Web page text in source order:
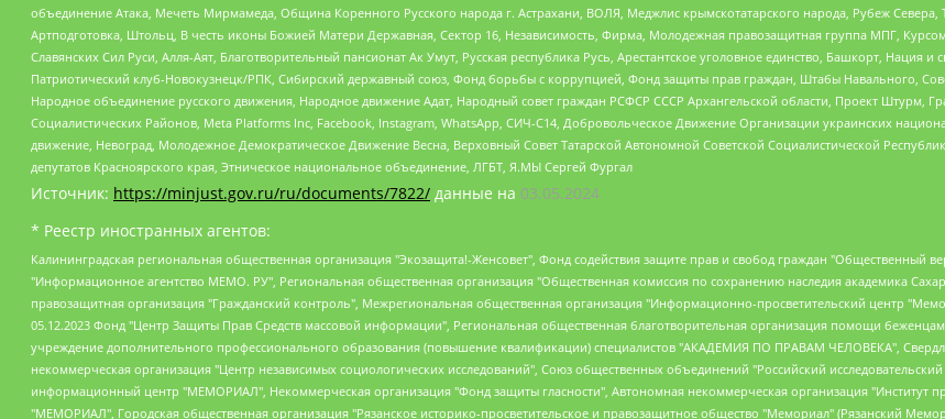
объединение Атака, Мечеть Мирмамеда, Община Коренного Русского народа г. Астрахани, ВОЛЯ, Меджлис крымскотатарского народа, Рубеж Севера,
Артподготовка, Штольц, В честь иконы Божией Матери Державная, Сектор 16, Независимость, Фирма, Молодежная правозащитная группа МПГ,
Славянских Сил Руси, Алля-Аят, Благотворительный пансионат Ак Умут, Русская республика Русь, Арестантское уголовное единство, Башкорт,
Патриотический клуб-Новокузнецк/РПК, Сибирский державный союз, Фонд борьбы с коррупцией, Фонд защиты прав граждан, Штабы Навального,
Народное объединение русского движения, Народное движение Адат, Народный совет граждан РСФСР СССР Архангельской области, Проект Штурм,
Социалистических Районов, Meta Platforms Inc, Facebook, Instagram, WhatsApp, СИЧ-С14, Добровольческое Движение Организации украинских
движение, Невоград, Молодежное Демократическое Движение Весна, Верховный Совет Татарской Автономной Советской Социалистической
депутатов Красноярского края, Этническое национальное объединение, ЛГБТ, Я.МЫ Сергей Фургал
Источник: https://minjust.gov.ru/ru/documents/7822/ данные на 03.05.2024
* Реестр иностранных агентов:
Калининградская региональная общественная организация "Экозащита!-Женсовет", Фонд содействия защите прав и свобод граждан "Общественный вердикт", Фонд "Институт Развития Свободы Информации", Частное учреждение "Информационное агентство МЕМО. РУ", Региональная общественная организация "Общественная комиссия по сохранению наследия академика Сахарова", Фонд поддержки свободы прессы, Санкт-Петербургская общественная правозащитная организация "Гражданский контроль", Межрегиональная общественная организация "Информационно-просветительский центр "Мемориал", Региональный Фонд "Центр Защиты Прав Средств Массовой Информации", с 05.12.2023 Фонд "Центр Защиты Прав Средств массовой информации", Региональная общественная благотворительная организация помощи беженцам и мигрантам "Гражданское содействие", Негосударственное образовательное учреждение дополнительного профессионального образования (повышение квалификации) специалистов "АКАДЕМИЯ ПО ПРАВАМ ЧЕЛОВЕКА", Свердловская региональная общественная организация "Сутяжник", Автономная некоммерческая организация "Центр независимых социологических исследований", Союз общественных объединений "Российский исследовательский центр по правам человека", Региональное общественное учреждение научно-информационный центр "МЕМОРИАЛ", Некоммерческая организация "Фонд защиты гласности", Автономная некоммерческая организация "Институт прав человека", Городская общественная организация "Екатеринбургское общество "МЕМОРИАЛ", Городская общественная организация "Рязанское историко-просветительское и правозащитное общество "Мемориал" (Рязанский Мемориал), Челябинский региональный орган общественной самодеятельности – женское общественное объединение "Женщины Евразии", Челябинский региональный орган общественной самодеятельности "Уральская правозащитная группа", Фонд содействия защите здоровья и социальной справедливости имени Андрея Рылькова, Автономная Некоммерческая Организация "Аналитический Центр Юрия Левады", Автономная некоммерческая организация социальной поддержки населения "Проект Апрель", Региональная общественная организация помощи женщинам и детям, находящимся в кризисной ситуации "Информационно-методический центр "Анна", Фонд содействия развитию массовых коммуникаций и правовому просвещению "Так-так-Так", Фонд содействия устойчивому развитию "Серебряная тайга", Свердловский региональный общественный фонд социальных проектов "Новое время", "Idel.Реалии", Кавказ.Реалии, Крым.Реалии, Телеканал Настоящее Время, Татаро-башкирская служба Радио Свобода (Azatliq Radiosi), Радио Свободная Европа/Радио Свобода (PCE/PC), "Сибирь.Реалии", "Фактограф", Благотворительный фонд помощи осужденным и их семьям, Автономная некоммерческая организация "Институт глобализации и социальных движений", Фонд "В защиту прав заключенных", Частное учреждение "Центр поддержки и содействия развитию средств массовой информации", Пензенский региональный общественный благотворительный фонд "Гражданский союз", "Север.Реалии", Некоммерческая организация Фонд "Правовая инициатива", Общество с ограниченной ответственностью "Радио Свободная Европа/Радио Свобода", Чешское информационное агентство "MEDIUM-ORIENT", Красноярская региональная общественная организация "Мы против СПИДа", Камалягин Денис Николаевич, Маркелов Сергей Евгеньевич, Пономарев Лев Александрович, Савицкая Людмила Алексеевна, Автономная некоммерческая организация "Центр по работе с проблемой насилия "НАСИЛИЮ.НЕТ", Межрегиональный профессиональный союз работников здравоохранения "Альянс врачей", Юридическое лицо, зарегистрированное в Латвийской Республике, SIA "Medusa Project" (регистрационный номер 40103797863, дата регистрации 10.06.2014), Некоммерческая организация "Фонд по борьбе с коррупцией", Автономная некоммерческая организация "Институт права и публичной политики", Баданин Роман Сергеевич, Гликин Максим Александрович, Железнова Мария Михайловна, Лукьянова Юлия Сергеевна, Маетная Елизавета Витальевна, Маняхин Петр Борисович, Чуракова Ольга Владимировна, Ярош Юлия Петровна, Юридическое лицо "The Insider SIA", зарегистрированное в Риге, Латвийская Республика (дата регистрации 26.06.2015), являющееся администратором доменного имени интернет-издания "The Insider SIA", https://theins.ru, Постернак Алексей Евгеньевич, Рубин Михаил Аркадьевич, Анин Роман Александрович, Юридическое лицо Istories fonds, зарегистрированное в Латвийской Республике (регистрационный номер 50008295751, дата регистрации 24.02.2020), Великовский Дмитрий Александрович, Долинина Ирина Николаевна, Мароховская Алеся Алексеевна, Шлейнов Роман Юрьевич, Шмагун Олеся Валентиновна, Общество с ограниченной ответственностью "Альтаир 2021", Общество с ограниченной ответственностью "Вега 2021", Общество с ограниченной ответственностью "Главный редактор 2021", Общество с ограниченной ответственностью "Ромашки монолит", Важенков Артем Валерьевич, Ивановская областная общественная организация "Центр гендерных исследований", Гурман Юрий Альбертович, Медиапроект "ОВД-Инфо", Егоров Владимир Владимирович, Жилинский Владимир Александрович, Общество с ограниченной ответственностью "ЗП", Иванова София Юрьевна, Карезина Инна Павловна, Кильтау Екатерина Викторовна, Петров Алексей Викторович, Пискунов Сергей Евгеньевич, Смирнов Сергей Сергеевич, Тихонов Михаил Сергеевич, Общество с ограниченной ответственностью "ЖУРНАЛИСТ-ИНОСТРАННЫЙ АГЕНТ", Арапова Галина Юрьевна, Вольтская Татьяна Анатольевна, Американская компания "Mason G.E.S. Anonymous Foundation" (США), являющаяся владельцем интернет-издания https://mnews.world/, Компания "Stichting Bellingcat", зарегистрированная в Нидерландах (дата регистрации 11.07.2018), Захаров Андрей Вячеславович, Клепиковская Екатерина Дмитриевна, Общество с ограниченной ответственностью "МЕМО", Перл Роман Александрович, Симонов Евгений Алексеевич, Соловьева Елена Анатольевна, Сотников Даниил Владимирович, Сурначева Елизавета Дмитриевна, Автономная некоммерческая организация по защите прав человека и информированию населения "Якутия – Наше Мнение", Общество с ограниченной ответственностью "Москоу диджитал медиа", с 26.01.2023 Общество с ограниченной ответственностью "Чайка Белые сады", Ветошкина Валерия Валерьевна, Заговора Максим Александрович, Межрегиональное общественное движение "Российская ЛГБТ - сеть", Оленичев Максим Владимирович, Павлов Иван Юрьевич, Скворцова Елена Сергеевна, Общество с ограниченной ответственностью "Как бы инагент", Кочетков Игорь Викторович, Общество с ограниченной ответственностью "Честные выборы", Еланчик Олег Александрович, Общество с